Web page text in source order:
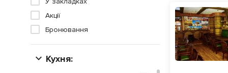
Акції
Бронювання
Кухня: